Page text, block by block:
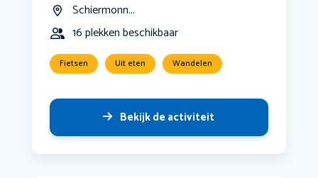
Schiermonn...
16 plekken beschikbaar
Fietsen Uit eten Wandelen
Bekijk de activiteit